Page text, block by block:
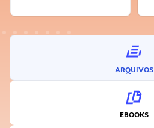
ARQUIVOS
EBOOKS